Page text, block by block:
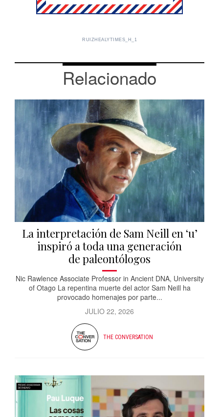
RUIZHEALYTIMES_H_1
Relacionado
La interpretación de Sam Neill en ‘u’
inspiró a toda una generación
de paleontólogos
Nic Rawlence Associate Professor in Ancient DNA, University
of Otago La repentina muerte del actor Sam Neill ha
provocado homenajes por parte...
JULIO 22, 2026
THE CONVERSATION